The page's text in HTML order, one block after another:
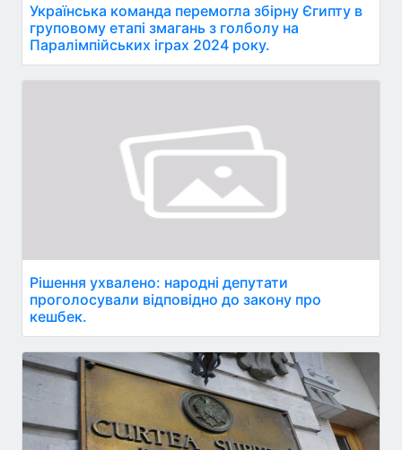
Українська команда перемогла збірну Єгипту в
груповому етапі змагань з голболу на
Паралімпійських іграх 2024 року.
Рішення ухвалено: народні депутати
проголосували відповідно до закону про
кешбек.